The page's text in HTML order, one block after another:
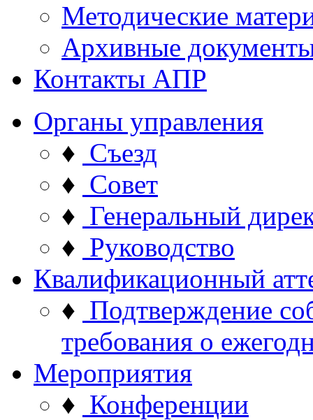
Методические
Архивные
Контакты АПР
Органы управления
♦ Съезд
♦ Совет
♦ Генеральный
♦ Руководство
Квалификационный
♦ Подтверждение
требования о
Мероприятия
♦ Конференции